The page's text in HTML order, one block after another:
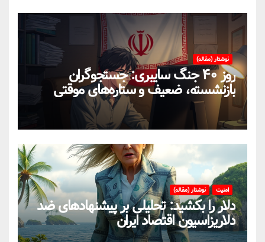
نوشتار (مقاله)
روز ۴۰ جنگ سایبری: جستجوگران
بازنشسته، ضعیف و ستاره‌های موقتی
ایران در بحران اینترنت!
امنیت نوشتار (مقاله)
دلار را بکشید: تحلیلی بر پیشنهادهای ضد
دلاریزاسیون اقتصاد ایران